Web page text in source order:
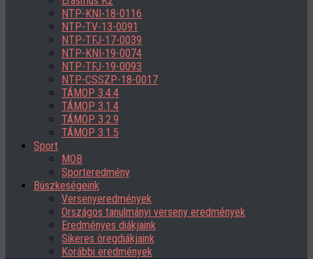
NTP-KNI-18-0116
NTP-TV-13-0091
NTP-TFJ-17-0039
NTP-KNI-19-0074
NTP-TFJ-19-0093
NTP-CSSZP-18-0017
TÁMOP 3.4.4
TÁMOP 3.1.4
TÁMOP 3.2.9
TÁMOP 3.1.5
Sport
MOB
Sporteredmény
Büszkeségeink
Versenyeredmények
Országos tanulmányi verseny eredmények
Eredményes diákjaink
Sikeres öregdiákjaink
Korábbi eredmények